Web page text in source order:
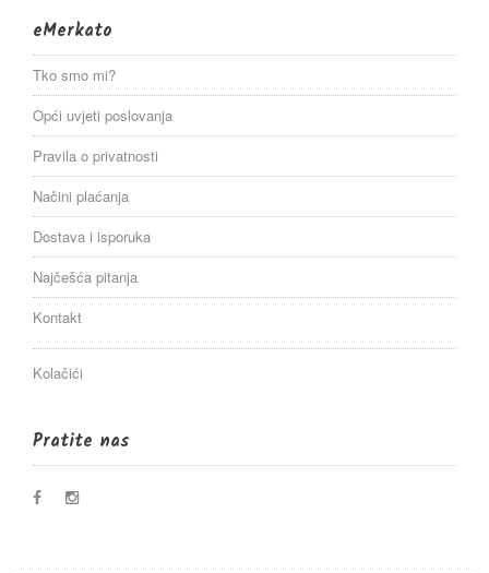
eMerkato
Tko smo mi?
Opći uvjeti poslovanja
Pravila o privatnosti
Načini plaćanja
Dostava i isporuka
Najčešća pitanja
Kontakt
Kolačići
Pratite nas